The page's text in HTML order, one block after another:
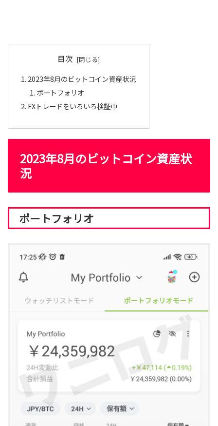
目次
2023年8月のビットコイン資産状況
ポートフォリオ
FXトレードをいろいろ検証中
2023年8月のビットコイン資産状
況
ポートフォリオ